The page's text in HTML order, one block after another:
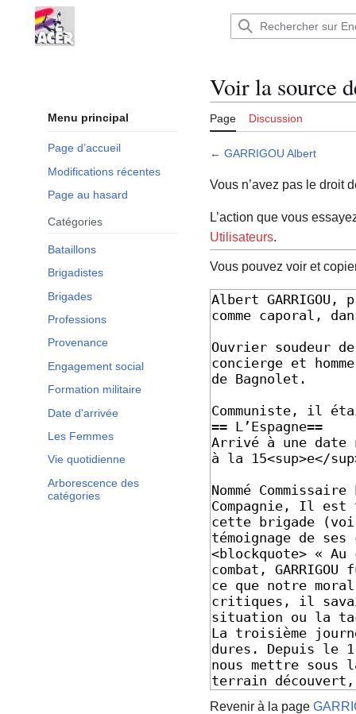
contenu
Encyclopédie : Brigades
Menu principal
Page d’accueil
Modifications récentes
Page au hasard
Catégories
Bataillons
Brigadistes
Brigades
Professions
Provenance
Engagement social
Formation militaire
Date d'arrivée
Les Femmes
Vie quotidienne
Arborescence des
catégories
Voir la source
Page Discussion
← GARRIGOU Albert
Vous n’avez pas le droit
L’action que vous
Utilisateurs.
Vous pouvez voir et
Revenir à la page